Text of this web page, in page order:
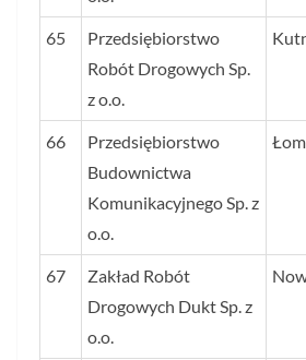
65
Przedsiębiorstwo
Robót Drogowych Sp.
z o.o.
66
Przedsiębiorstwo
Budownictwa
Komunikacyjnego Sp. z
o.o.
67
Zakład Robót
Drogowych Dukt Sp. z
o.o.